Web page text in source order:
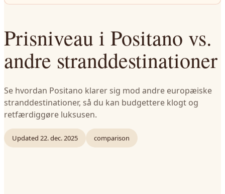
Prisniveau i Positano vs.
andre stranddestinationer
Se hvordan Positano klarer sig mod andre europæiske
stranddestinationer, så du kan budgettere klogt og
retfærdiggøre luksusen.
Updated 22. dec. 2025 comparison